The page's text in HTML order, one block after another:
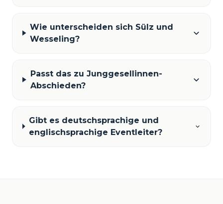
Wie unterscheiden sich Sülz und
Wesseling?
Passt das zu Junggesellinnen-
Abschieden?
Gibt es deutschsprachige und
englischsprachige Eventleiter?